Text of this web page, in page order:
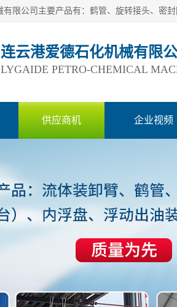
连云港爱德石化机械有限
LYGAIDE PETRO-CHEMICAL
供应商机 企业视频